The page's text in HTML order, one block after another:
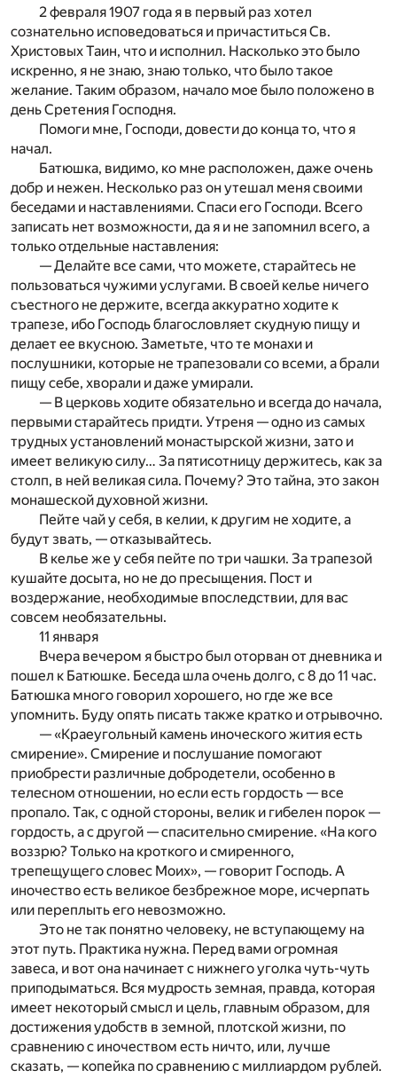
2 февраля 1907 года я в первый раз хотел
сознательно исповедоваться и причаститься Св.
Христовых Таин, что и исполнил. Насколько это было
искренно, я не знаю, знаю только, что было такое
желание. Таким образом, начало мое было положено в
день Сретения Господня.
Помоги мне, Господи, довести до конца то, что я
начал.
Батюшка, видимо, ко мне расположен, даже очень
добр и нежен. Несколько раз он утешал меня своими
беседами и наставлениями. Спаси его Господи. Всего
записать нет возможности, да я и не запомнил всего, а
только отдельные наставления:
— Делайте все сами, что можете, старайтесь не
пользоваться чужими услугами. В своей келье ничего
съестного не держите, всегда аккуратно ходите к
трапезе, ибо Господь благословляет скудную пищу и
делает ее вкусною. Заметьте, что те монахи и
послушники, которые не трапезовали со всеми, а брали
пищу себе, хворали и даже умирали.
— В церковь ходите обязательно и всегда до начала,
первыми старайтесь придти. Утреня — одно из самых
трудных установлений монастырской жизни, зато и
имеет великую силу… За пятисотницу держитесь, как за
столп, в ней великая сила. Почему? Это тайна, это закон
монашеской духовной жизни.
Пейте чай у себя, в келии, к другим не ходите, а
будут звать, — отказывайтесь.
В келье же у себя пейте по три чашки. За трапезой
кушайте досыта, но не до пресыщения. Пост и
воздержание, необходимые впоследствии, для вас
совсем необязательны.
11 января
Вчера вечером я быстро был оторван от дневника и
пошел к Батюшке. Беседа шла очень долго, с 8 до 11 час.
Батюшка много говорил хорошего, но где же все
упомнить. Буду опять писать также кратко и отрывочно.
— «Краеугольный камень иноческого жития есть
смирение». Смирение и послушание помогают
приобрести различные добродетели, особенно в
телесном отношении, но если есть гордость — все
пропало. Так, с одной стороны, велик и гибелен порок —
гордость, а с другой — спасительно смирение. «На кого
воззрю? Только на кроткого и смиренного,
трепещущего словес Моих», — говорит Господь. А
иночество есть великое безбрежное море, исчерпать
или переплыть его невозможно.
Это не так понятно человеку, не вступающему на
этот путь. Практика нужна. Перед вами огромная
завеса, и вот она начинает с нижнего уголка чуть-чуть
приподыматься. Вся мудрость земная, правда, которая
имеет некоторый смысл и цель, главным образом, для
достижения удобств в земной, плотской жизни, по
сравнению с иночеством есть ничто, или, лучше
сказать, — копейка по сравнению с миллиардом рублей.